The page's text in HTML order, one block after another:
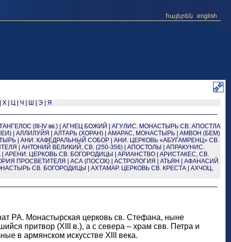
հայերեն english
Х| Ц| Ч Ш Э| Я
(III-IV вв.) АГНЕЦ БОЖИЙ
АГУЛИС. МОНАСТЫРЬ СВ. АПОСТЛА
АЛЛИЛУЙЯ АЛТАРЬ (ХОРАН) АМАРАС, МОНАСТЫРЬ
АМВОН (БЕМ)
| АНИ. КАФЕДРАЛЬНЫЙ СОБОР| АНИ. ЦЕРКОВЬ «АБУГАМРЕНЦ» СВ.
АНТОНИЙ ВЕЛИКИЙ, СВ. (250-356) АПОСТОЛЫ
АПРАКУНИС.
| АРЕНИ. ЦЕРКОВЬ СВ. БОГОРОДИЦЫ АРИАНСТВО| АРИСТАКЕС, СВ.
ПРОСВЕТИТЕЛЯ АСА (ПОСОХ) АСТРОЛОГИЯ АТЬЯН
АФАНАСИЙ
СВ. БОГОРОДИЦЫ АХТАМАР. ЦЕРКОВЬ СВ. КРЕСТА| АХЧОЦ,
РА. Монастырская церковь св. Стефана, ныне
притвор (XIII в.), а с севера – храм свв. Петра и
в армянском искусстве XIII века.